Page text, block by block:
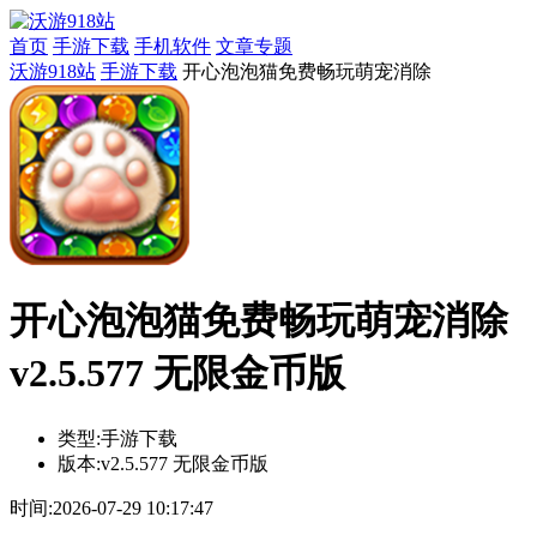
首页 手游下载 手机软件 文章专题
沃游918站 手游下载 开心泡泡猫免费畅玩萌宠消除
开心泡泡猫免费畅玩萌宠消除
v2.5.577 无限金币版
类型:手游下载
版本:v2.5.577 无限金币版
时间:2026-07-29 10:17:47